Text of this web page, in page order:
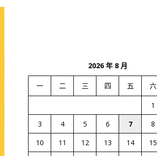
2026 年 8 月
一 二 三 四 五 六
1
3
4 5 6 7 8
10
11 12 13 14 15